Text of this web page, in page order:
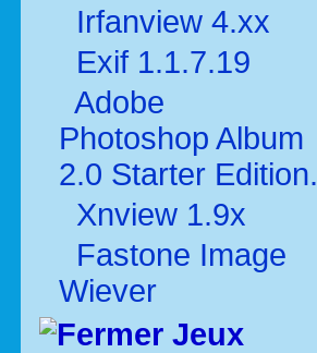
Irfanview 4.xx
Exif 1.1.7.19
Adobe
Photoshop Album
2.0 Starter Edition.
Xnview 1.9x
Fastone Image
Wiever
Jeux